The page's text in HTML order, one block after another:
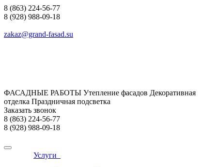
8 (863) 224-56-77
8 (928) 988-09-18
zakaz@grand-fasad.su
ФАСАДНЫЕ РАБОТЫ Утепление фасадов Декоративная
отделка Праздничная подсветка
Заказать звонок
8 (863) 224-56-77
8 (928) 988-09-18
Услуги